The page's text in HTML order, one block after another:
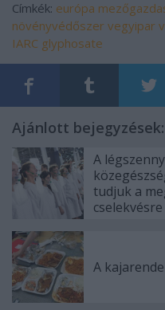
Címkék: európa
növényvédőszer vegyipar
IARC glyphosate
Ajánlott bejegyzések:
A
tudjuk a
A